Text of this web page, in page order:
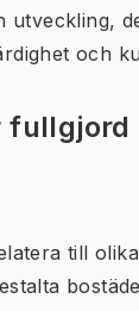
utveckling,
och
till